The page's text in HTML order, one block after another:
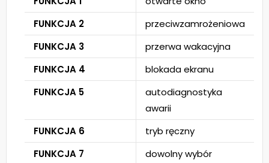
FUNKCJA 2
przeciwzamrożeniowa
FUNKCJA 3
przerwa wakacyjna
FUNKCJA 4
blokada ekranu
FUNKCJA 5
autodiagnostyka
awarii
FUNKCJA 6
tryb ręczny
FUNKCJA 7
dowolny wybór